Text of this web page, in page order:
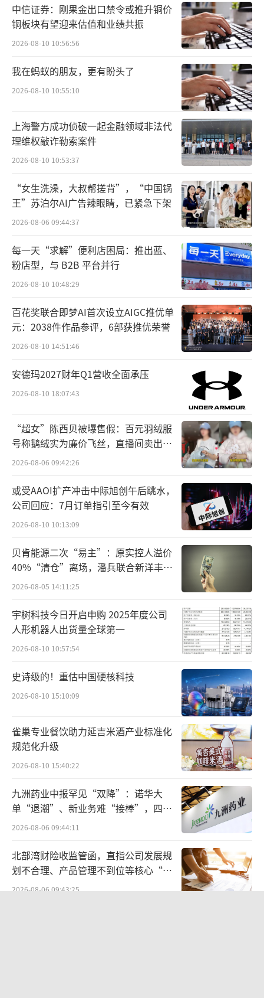
最近两年，低价成为电商平台间竞争的主
题，今年618，各大电商平台几乎将“低价”卷
到了极致，仅退款、自动跟价、取消预售、包
邮扩容……平台之间的低价之争愈演愈烈、手
段和方法也越来越简单明了。
京东也加入了进来。去年3月份，京东全面
上线了百亿补贴，今年618期间，京东更是宣布
追加超100亿投入，补贴给用户，同时推出“超
级惊喜红包”，红包额度高至3800元。
自营电商做百亿补贴会不会牺牲利润？公
司的财务状况会不会受到影响？外界对于京东
做补贴充满疑虑。在京东百亿补贴一年多的时
间后，财报给出了答案。
京东2023年财报显示，2023年京东营收1.
08万亿元，同比增长3.67%，净利润241.67亿
元，同比增长132.82%；今年一季度，京东营
收2600亿元，同比增长7.04%，净利润71.30亿
元同比增长13.88%。换言之，京东在百亿补贴
一年多的时间里，不仅实现了扭亏还收获了营
收和净利的双增长。
如何做到的？
“一方面，京东在自营商品上通过大量采
补贴，形成了补贴—销量提升—大量采购压低
成本—补贴的正循环；另一方面，京东自身有
完善的仓储、物流体系，高效能供应链的加持
下商品的流转效率大大提升，进一步提升了商
品的利润空间，实现了供应商、平台、消费者
的三方共赢。”互联网行业分析人士向鳌头财
经表示。
积极拥抱第三方商家也让京东的低价生态
倾斜上以低价为导向，自营和第三方商家各凭
本事，谁的价格更低谁就获得更多流量倾斜。
这一举措下第三方商家大量涌入，在繁荣了京
东商家生态的同时也促进了京东平台整个价格
体系的丰富度体的低价。
中信证券：刚果金出口禁令或推升铜价
铜板块有望迎来估值和业绩共振
2026-08-10 10:56:56
我在蚂蚁的朋友，更有盼头了
2026-08-10 10:55:10
上海警方成功侦破一起金融领域非法代
理维权敲诈勒索案件
2026-08-10 10:53:37
“女生洗澡，大叔帮搓背”，“中国锅
王”苏泊尔AI广告辣眼睛，已紧急下架
2026-08-06 09:44:37
每一天“求解”便利店困局：推出蓝、
粉店型，与 B2B 平台并行
2026-08-10 10:48:29
百花奖联合即梦AI首次设立AIGC推优单
元：2038件作品参评，6部获推优荣誉
2026-08-10 14:51:46
安德玛2027财年Q1营收全面承压
2026-08-10 18:07:43
“超女”陈西贝被曝售假：百元羽绒服
号称鹅绒实为廉价飞丝，直播间卖出超
百万元
2026-08-06 09:42:26
或受AAOI扩产冲击中际旭创午后跳水，
公司回应：7月订单指引至今有效
2026-08-10 10:13:09
贝肯能源二次“易主”：原实控人溢价
40%“清仓”离场，潘兵联合新洋丰、
宏科百世拟入主
2026-08-05 14:11:25
宇树科技今日开启申购 2025年度公司
人形机器人出货量全球第一
2026-08-10 10:57:54
史诗级的！重估中国硬核科技
2026-08-10 15:10:09
雀巢专业餐饮助力延吉米酒产业标准化
规范化升级
2026-08-10 15:40:22
九洲药业中报罕见“双降”：诺华大
单“退潮”、新业务难“接棒”，四大
难关待闯
2026-08-06 09:44:11
北部湾财险收监管函，直指公司发展规
划不合理、产品管理不到位等核心“痛
点”
2026-08-06 09:43:25